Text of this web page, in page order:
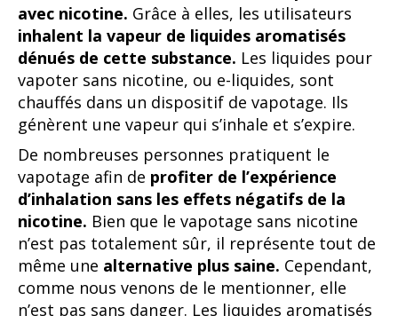
avec nicotine. Grâce à elles, les utilisateurs
inhalent la vapeur de liquides aromatisés
dénués de cette substance. Les liquides pour
vapoter sans nicotine, ou e-liquides, sont
chauffés dans un dispositif de vapotage. Ils
génèrent une vapeur qui s’inhale et s’expire.
De nombreuses personnes pratiquent le
vapotage afin de profiter de l’expérience
d’inhalation sans les effets négatifs de la
nicotine. Bien que le vapotage sans nicotine
n’est pas totalement sûr, il représente tout de
même une alternative plus saine. Cependant,
comme nous venons de le mentionner, elle
n’est pas sans danger. Les liquides aromatisés